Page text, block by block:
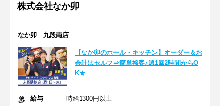
株式会社なか卯
なか卯 九段南店
【なか卯のホール・キッチン】オーダー＆お
会計はセルフ⇒簡単接客♪週1回2時間からO
K★
給与
時給1300円以上